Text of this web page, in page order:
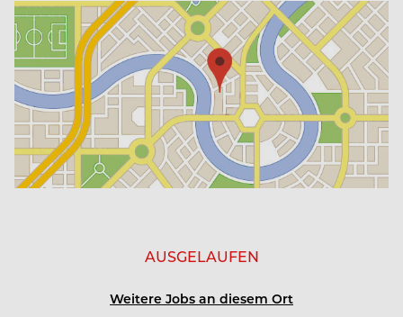
Innovationen hervorzubringen und gemeinsam zu
wachsen. Wir kennen die Bedürfnisse unserer
Gäste und setzen revolutionäre Trends.
Wir leben Vielfalt in allen Facetten, an jedem
einzelnen Tag.
Wir sind fair. Wir sind authentisch. Wir sind
FRISCHEMACHER.
AUSGELAUFEN
Weitere Jobs an diesem Ort